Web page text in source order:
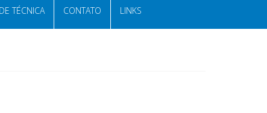
TÉCNICA CONTATO LINKS